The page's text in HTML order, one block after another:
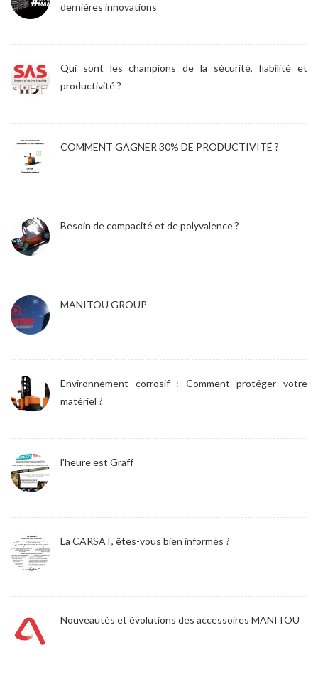
dernières innovations
Qui sont les champions de la sécurité, fiabilité et
productivité ?
COMMENT GAGNER 30% DE PRODUCTIVITÉ ?
Besoin de compacité et de polyvalence ?
MANITOU GROUP
Environnement corrosif : Comment protéger votre
matériel ?
l'heure est Graff
La CARSAT, êtes-vous bien informés ?
Nouveautés et évolutions des accessoires MANITOU